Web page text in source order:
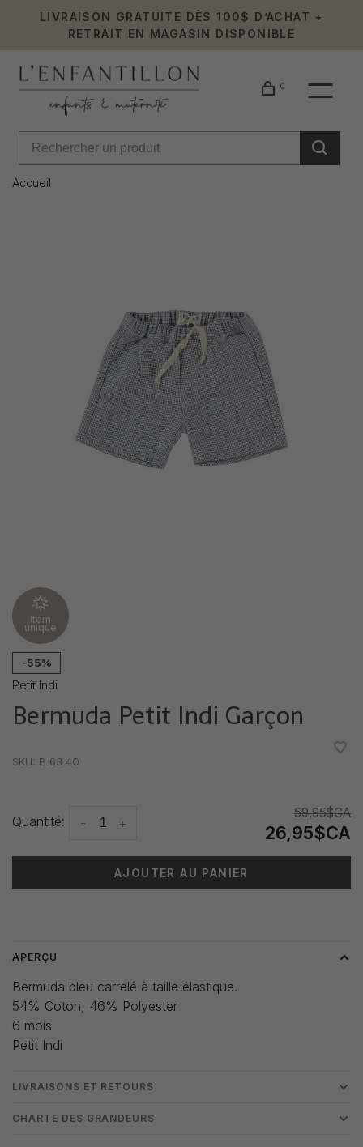
LIVRAISON GRATUITE DÈS 100$ D’ACHAT +
RETRAIT EN MAGASIN DISPONIBLE
0
Accueil
Item
unique
-55%
Petit Indi
Bermuda Petit Indi Garçon
SKU: B.63.40
Quantité: +
-
59,95$CA
26,95$CA
AJOUTER AU PANIER
APERÇU
Bermuda bleu carrelé à taille élastique.
54% Coton, 46% Polyester
6 mois
Petit Indi
LIVRAISONS ET RETOURS
CHARTE DES GRANDEURS